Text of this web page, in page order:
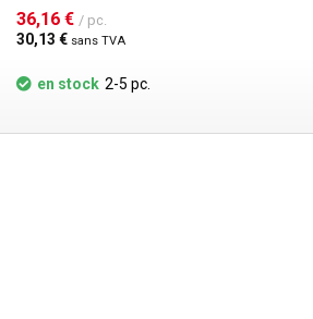
rétablit rapidement la température souhaitée.
play" permet une utilisation facile et rapide et
gamme d'applications. La pointe a une
largeur de 0,5 mm. Elle est fabriquée en
36,16 € / pc.
30,13 € sans TVA
en stock 2-5 pc.